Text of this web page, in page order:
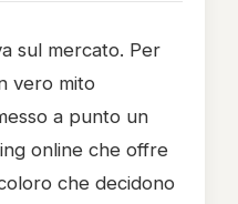
sul mercato. Per
vero mito
a punto un
online che offre
che decidono